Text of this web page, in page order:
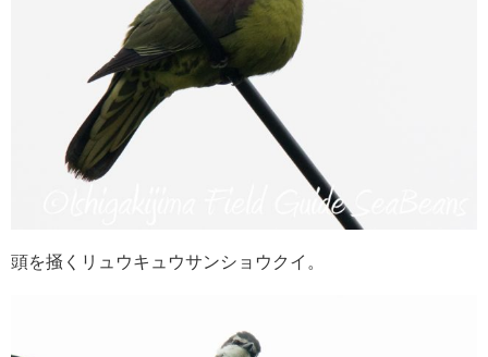
頭を掻くリュウキュウサンショウクイ。